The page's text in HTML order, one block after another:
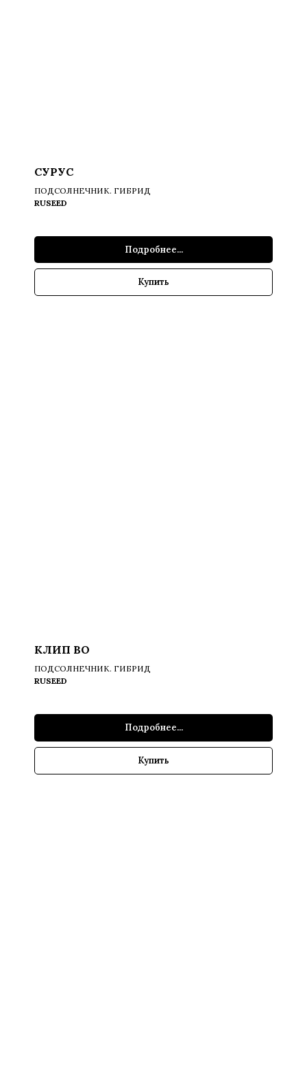
СУРУС
ПОДСОЛНЕЧНИК. ГИБРИД
RUSEED
Подробнее...
Купить
КЛИП ВО
ПОДСОЛНЕЧНИК. ГИБРИД
RUSEED
Подробнее...
Купить